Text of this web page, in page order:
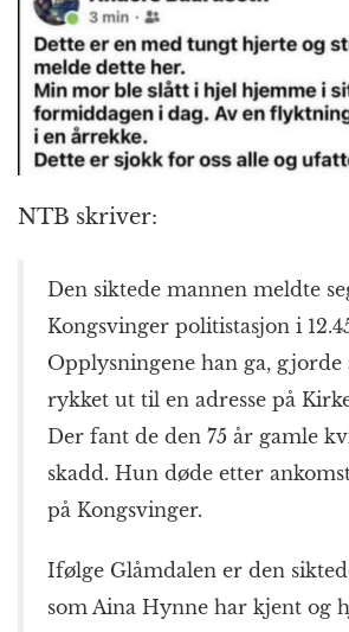
NTB skriver:
Den siktede mannen meldte
Kongsvinger politistasjon i
Opplysningene han ga,
rykket ut til en adresse på
Der fant de den 75 år gamle
skadd. Hun døde etter
på Kongsvinger.
Ifølge Glåmdalen er den
som Aina Hynne har kjent og